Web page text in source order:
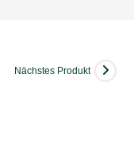
Nächstes Produkt